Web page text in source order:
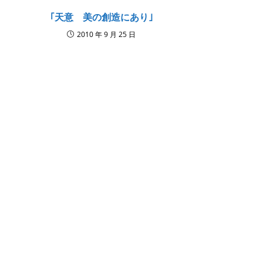
｢天意 美の創造にあり｣
2010 年 9 月 25 日